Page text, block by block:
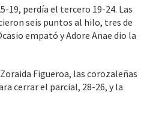
19, perdía el tercero 19-24. Las
seis puntos al hilo, tres de
empató y Adore Anae dio la
Figueroa, las corozaleñas
cerrar el parcial, 28-26, y la